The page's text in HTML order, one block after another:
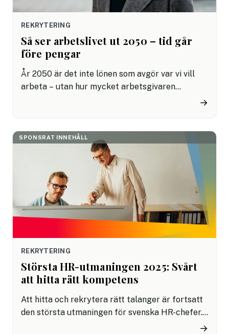
REKRYTERING
Så ser arbetslivet ut 2050 – tid går
före pengar
År 2050 är det inte lönen som avgör var vi vill
arbeta – utan hur mycket arbetsgivaren
→
SPONSRAT INNEHÅLL
REKRYTERING
Största HR-utmaningen 2025: Svårt
att hitta rätt kompetens
Att hitta och rekrytera rätt talanger är fortsatt
den största utmaningen för svenska HR-chefer.
→